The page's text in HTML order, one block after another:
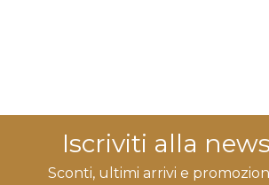
Iscriviti alla
Sconti, ultimi arrivi e